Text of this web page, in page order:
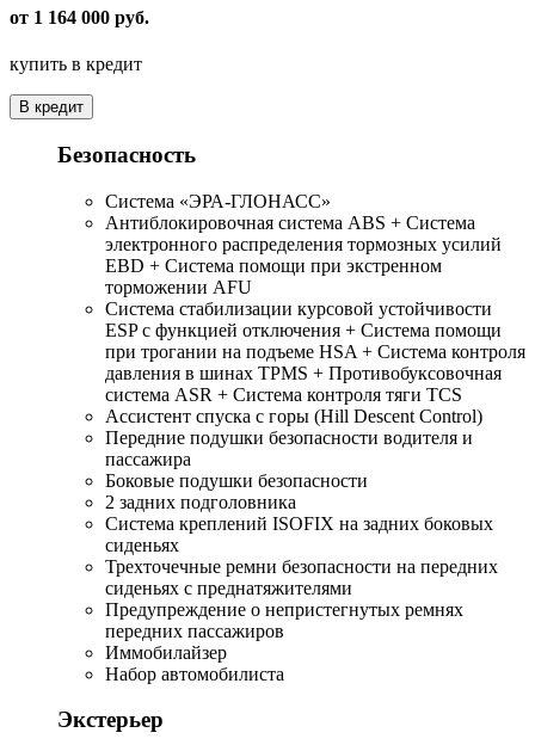
от 1 164 000 руб.
купить в кредит
В кредит
Безопасность
Система «ЭРА-ГЛОНАСС»
Антиблокировочная система ABS + Система
электронного распределения тормозных усилий
EBD + Система помощи при экстренном
торможении AFU
Система стабилизации курсовой устойчивости
ESP с функцией отключения + Система помощи
при трогании на подъеме HSA + Система контроля
давления в шинах TPMS + Противобуксовочная
система ASR + Система контроля тяги TCS
Ассистент спуска с горы (Hill Descent Control)
Передние подушки безопасности водителя и
пассажира
Боковые подушки безопасности
2 задних подголовника
Система креплений ISOFIX на задних боковых
сиденьях
Трехточечные ремни безопасности на передних
сиденьях с преднатяжителями
Предупреждение о непристегнутых ремнях
передних пассажиров
Иммобилайзер
Набор автомобилиста
Экстерьер